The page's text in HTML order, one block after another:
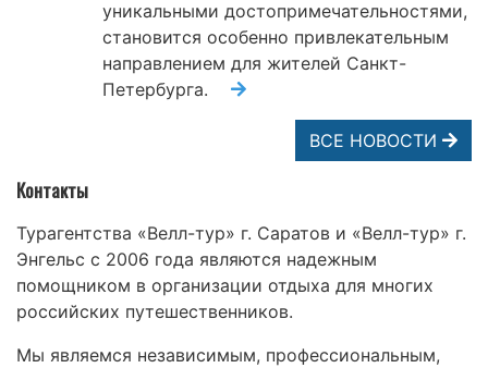
уникальными достопримечательностями,
становится особенно привлекательным
направлением для жителей Санкт-
Петербурга.
ВСЕ НОВОСТИ
Контакты
Турагентства «Велл-тур» г. Саратов и «Велл-тур» г.
Энгельс с 2006 года являются надежным
помощником в организации отдыха для многих
российских путешественников.
Мы являемся независимым, профессиональным,